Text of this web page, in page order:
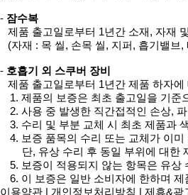
- 잠수복
제품 출고일로부터 1년간 소재, 자재
(자재 : 목 씰, 손목 씰, 지퍼, 흡기밸브
- 호흡기 외 스쿠버 장비
제품 출고일로부터 1년간 제품 하자
1. 제품의 보증은 최초 출고일을 기준
2. 사용 중 발생한 직간접적인 손상,
3. 수리 및 부분 교체 시 최초 제품과
4. 보증 품목의 수리 또는 교체가 이
단, 유상 수리 후 동일 부위에 대한
5. 보증이 적용되지 않는 항목은 유상
6. 이 보증은 일반 소비자에 한하며
이용약관 | 개인정보처리방침 | 제휴&광